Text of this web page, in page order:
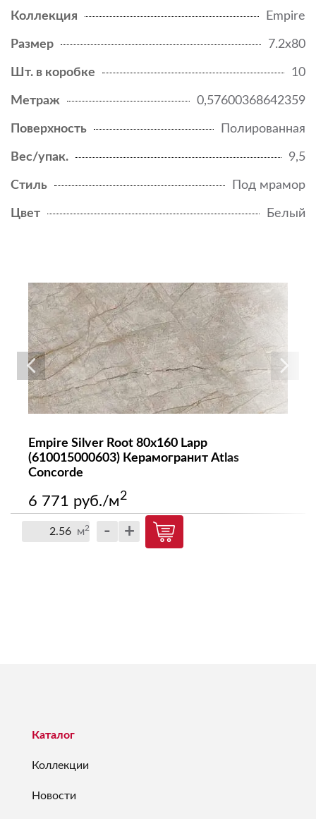
Коллекция Empire
Размер 7.2x80
Шт. в коробке 10
Метраж 0,57600368642359
Поверхность Полированная
Вес/упак. 9,5
Стиль Под мрамор
Цвет Белый
Empire Silver Root 80x160 Lapp
(610015000603) Керамогранит Atlas
Concorde
6 771 руб./м2
м2 - +
Каталог
Коллекции
Новости